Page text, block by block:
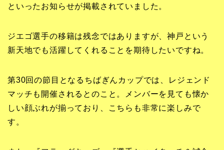
といったお知らせが掲載されていました。
ジエゴ選手の移籍は残念ではありますが、神戸という
新天地でも活躍してくれることを期待したいですね。
第30回の節目となるちばぎんカップでは、レジェンド
マッチも開催されるとのこと。メンバーを見ても懐か
しい顔ぶれが揃っており、こちらも非常に楽しみで
す。